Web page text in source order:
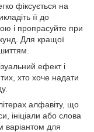
фіксується на
її до
і пропрасуйте при
Для кращої
ефект і
хто хоче надати
алфавіту, що
ініціали або слова
варіантом для